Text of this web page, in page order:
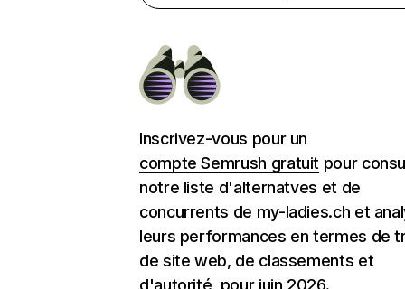
Inscrivez-vous pour un
compte Semrush gratuit pour
notre liste d'alternatves et de
concurrents de my-ladies.ch et
leurs performances en termes de
de site web, de classements et
d'autorité, pour juin 2026.